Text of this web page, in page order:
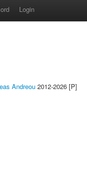
Login
Andreou 2012-2026 [P]